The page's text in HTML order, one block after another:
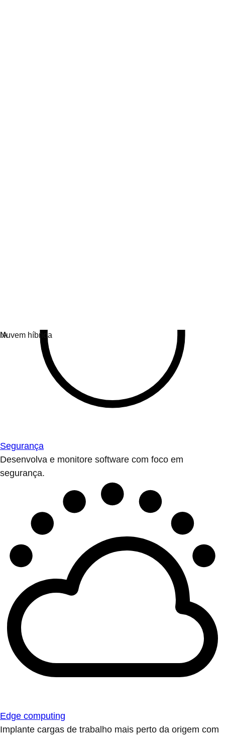
Segurança
Desenvolva e monitore software com foco em
segurança.
Edge computing
Implante cargas de trabalho mais perto da origem com